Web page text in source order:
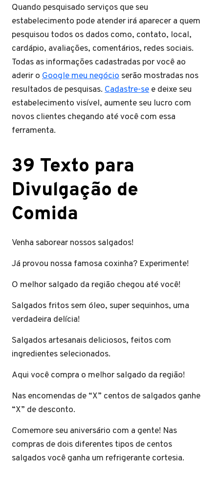
Quando pesquisado serviços que seu
estabelecimento pode atender irá aparecer a quem
pesquisou todos os dados como, contato, local,
cardápio, avaliações, comentários, redes sociais.
Todas as informações cadastradas por você ao
aderir o Google meu negócio serão mostradas nos
resultados de pesquisas. Cadastre-se e deixe seu
estabelecimento visível, aumente seu lucro com
novos clientes chegando até você com essa
ferramenta.
39 Texto para
Divulgação de
Comida
Venha saborear nossos salgados!
Já provou nossa famosa coxinha? Experimente!
O melhor salgado da região chegou até você!
Salgados fritos sem óleo, super sequinhos, uma
verdadeira delícia!
Salgados artesanais deliciosos, feitos com
ingredientes selecionados.
Aqui você compra o melhor salgado da região!
Nas encomendas de “X” centos de salgados ganhe
“X” de desconto.
Comemore seu aniversário com a gente! Nas
compras de dois diferentes tipos de centos
salgados você ganha um refrigerante cortesia.